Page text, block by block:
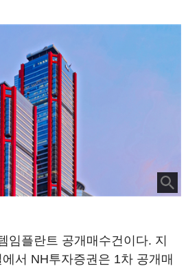
임플란트 공개매수건이다. 지
서 NH투자증권은 1차 공개매